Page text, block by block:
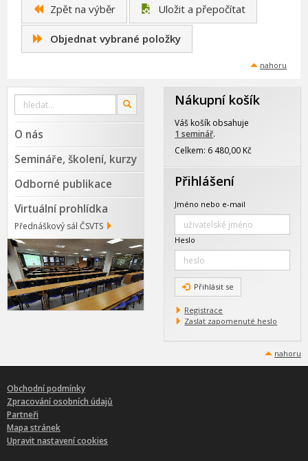
Zpět na výběr Uložit a přepočítat
Objednat vybrané položky
nahoru
Vyhledat
webu
OK
O nás
Semináře, školení, kurzy
Odborné publikace
Virtuální prohlídka
Přednáškový sál ČSVTS
Nákupní košík
Váš košík obsahuje
1 seminář.
Celkem: 6 480,00 Kč
Přihlášení
Jméno nebo e-mail
Heslo
Přihlásit se
Registrace
Zaslat zapomenuté heslo
nahoru
Obchodní podmínky
Zpracování osobních údajů
Partneři
Mapa stránek
Upravit nastavení cookies